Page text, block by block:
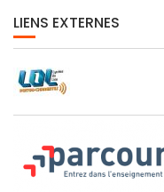
LIENS EXTERNES